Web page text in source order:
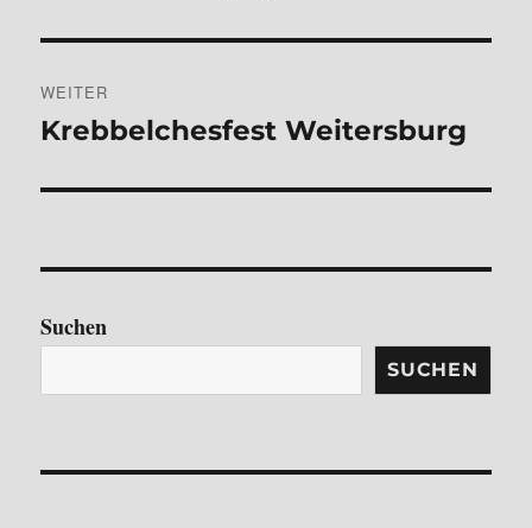
WEITER
Nächster
Krebbelchesfest Weitersburg
Suchen
SUCHEN